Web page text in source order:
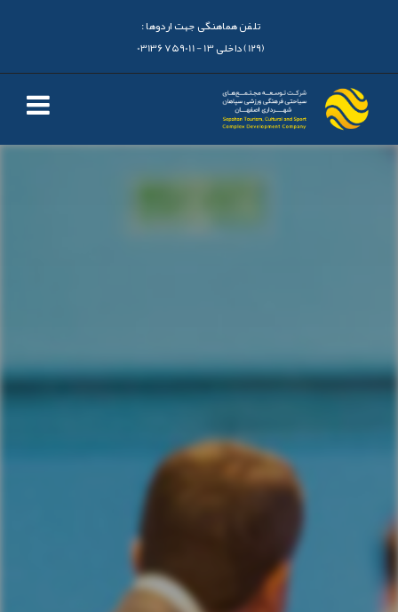
تلفن هماهنگی جهت اردوها :